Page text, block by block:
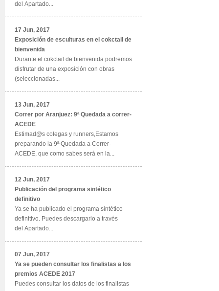
del Apartado...
17 Jun, 2017
Exposición de esculturas en el cokctail de
bienvenida
Durante el cokctail de bienvenida podremos
disfrutar de una exposición con obras
(seleccionadas...
13 Jun, 2017
Correr por Aranjuez: 9ª Quedada a correr-
ACEDE
Estimad@s colegas y runners,Estamos
preparando la 9ª Quedada a Correr-
ACEDE, que como sabes será en la...
12 Jun, 2017
Publicación del programa sintético
definitivo
Ya se ha publicado el programa sintético
definitivo. Puedes descargarlo a través
del Apartado...
07 Jun, 2017
Ya se pueden consultar los finalistas a los
premios ACEDE 2017
Puedes consultar los datos de los finalistas